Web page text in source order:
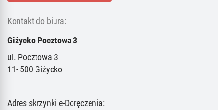
Kontakt do biura:
Giżycko Pocztowa 3
ul. Pocztowa 3
11- 500 Giżycko
Adres skrzynki e-Doręczenia: